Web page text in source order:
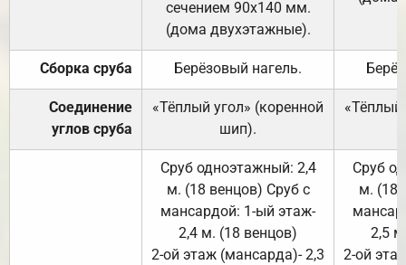
сечением 90х140 мм.
(дома двухэтажные).
Сборка сруба Берёзовый нагель.
Соединение
углов сруба
«Тёплый угол» (коренной
шип).
«Тёплый
Сруб одноэтажный: 2,4
м. (18 венцов) Сруб с
мансардой: 1-ый этаж-
2,4 м. (18 венцов)
2-ой этаж (мансарда)- 2,3
Сруб
м. (18
2,5
2-ой